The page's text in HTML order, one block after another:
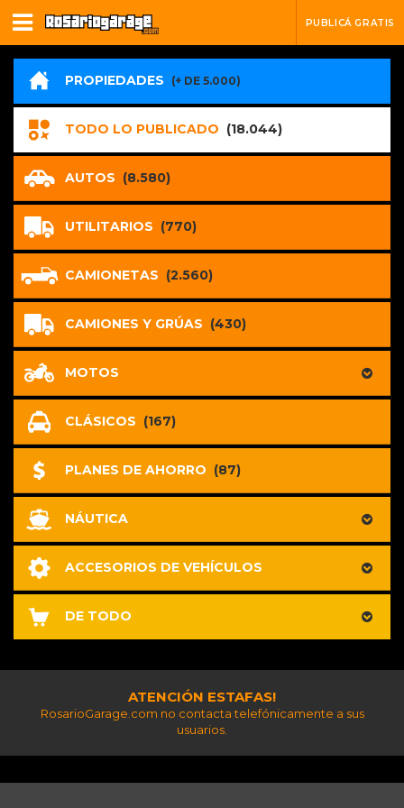
PUBLICÁ GRATIS
PROPIEDADES (+ DE 5.000)
TODO LO PUBLICADO (18.044)
AUTOS (8.580)
UTILITARIOS (770)
CAMIONETAS (2.560)
CAMIONES Y GRÚAS (430)
MOTOS
CLÁSICOS (167)
PLANES DE AHORRO (87)
NÁUTICA
ACCESORIOS DE VEHÍCULOS
DE TODO
ATENCIÓN ESTAFAS!
RosarioGarage.com no contacta telefónicamente a sus
usuarios.